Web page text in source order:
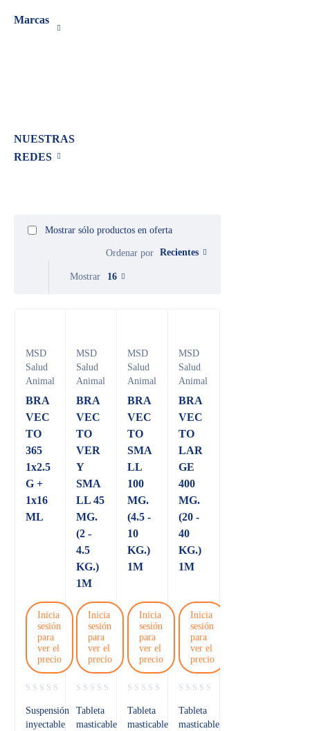
Marcas
NUESTRAS
REDES
Ordenar por Recientes
Mostrar sólo productos en oferta
Mostrar 16
MSD
Salud
Animal
BRA
VEC
TO
365
1x2.5
G +
1x16
ML
Inicia
sesión
para
ver el
precio
Suspensión
inyectable
MSD
Salud
Animal
BRA
VEC
TO
VER
Y
SMA
LL 45
MG.
(2 -
4.5
KG.)
1M
Inicia
sesión
para
ver el
precio
Tableta
masticable
MSD
Salud
Animal
BRA
VEC
TO
SMA
LL
100
MG.
(4.5 -
10
KG.)
1M
Inicia
sesión
para
ver el
precio
Tableta
masticable
MSD
Salud
Animal
BRA
VEC
TO
LAR
GE
400
MG.
(20 -
40
KG.)
1M
Inicia
sesión
para
ver el
precio
Tableta
masticable